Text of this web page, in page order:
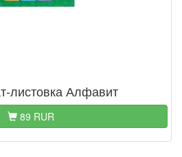
листовка Алфавит
89 RUR